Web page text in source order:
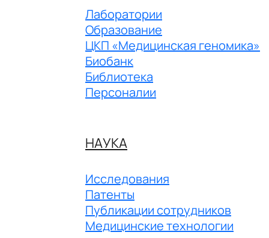
Лаборатории
Образование
ЦКП «Медицинская геномика»
Биобанк
Библиотека
Персоналии
НАУКА
Исследования
Патенты
Публикации сотрудников
Медицинские технологии